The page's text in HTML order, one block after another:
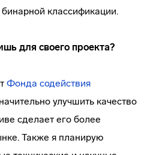
классификации.
для своего проекта?
Фонда содействия
улучшить качество
сделает его более
Также я планирую